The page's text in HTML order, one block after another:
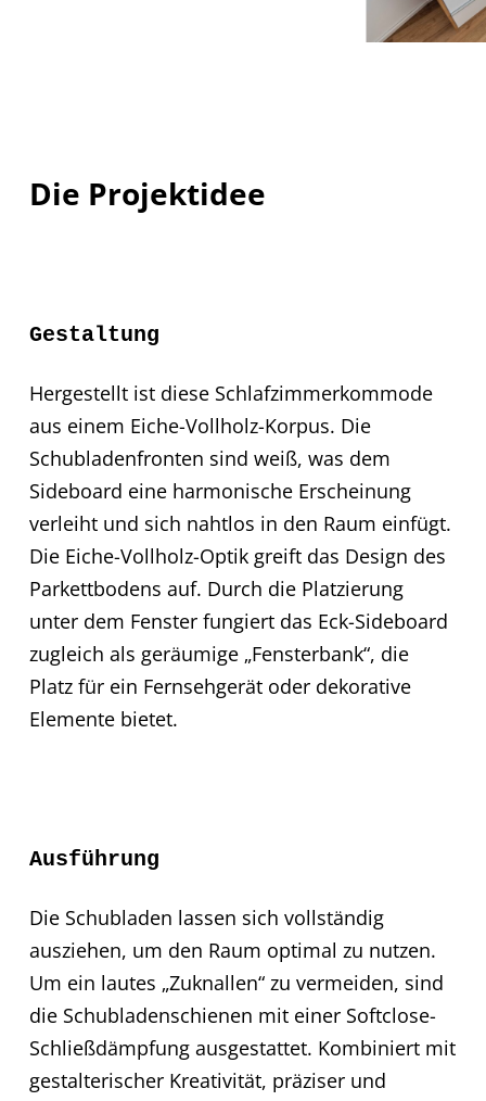
Die Projektidee
Gestaltung
Hergestellt ist diese Schlafzimmerkommode
aus einem Eiche-Vollholz-Korpus. Die
Schubladenfronten sind weiß, was dem
Sideboard eine harmonische Erscheinung
verleiht und sich nahtlos in den Raum einfügt.
Die Eiche-Vollholz-Optik greift das Design des
Parkettbodens auf. Durch die Platzierung
unter dem Fenster fungiert das Eck-Sideboard
zugleich als geräumige „Fensterbank“, die
Platz für ein Fernsehgerät oder dekorative
Elemente bietet.
Ausführung
Die Schubladen lassen sich vollständig
ausziehen, um den Raum optimal zu nutzen.
Um ein lautes „Zuknallen“ zu vermeiden, sind
die Schubladenschienen mit einer Softclose-
Schließdämpfung ausgestattet. Kombiniert mit
gestalterischer Kreativität, präziser und